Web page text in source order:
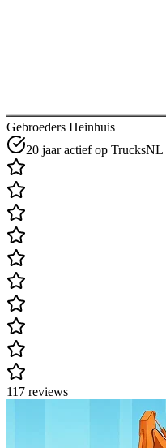
Gebroeders Heinhuis
20 jaar actief op TrucksNL
117 reviews